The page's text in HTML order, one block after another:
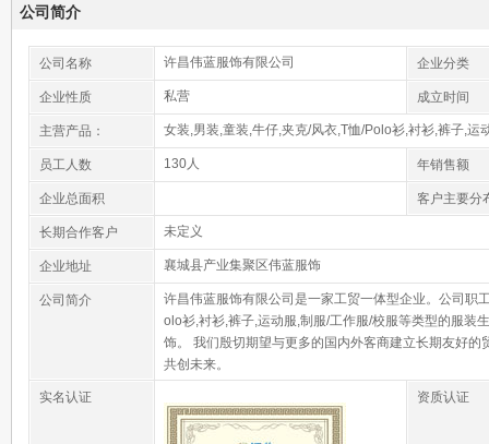
公司简介
公司名称 许昌伟蓝服饰有限公司 企业分类
企业性质 私营 成立时间
主营产品： 女装,男装,童装,牛仔,夹克/风衣,T恤/Polo衫,衬衫,裤子,运
员工人数 130人 年销售额
企业总面积 客户主要分
长期合作客户 未定义
企业地址 襄城县产业集聚区伟蓝服饰
公司简介
许昌伟蓝服饰有限公司是一家工贸一体型企业。公司职
olo衫,衬衫,裤子,运动服,制服/工作服/校服等类型的服装
饰。 我们殷切期望与更多的国内外客商建立长期友好
共创未来。
实名认证 资质认证